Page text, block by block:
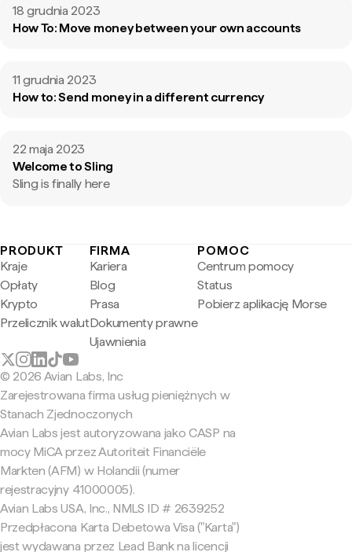
18 grudnia 2023
How To: Move money between your own accounts
11 grudnia 2023
How to: Send money in a different currency
22 maja 2023
Welcome to Sling
Sling is finally here
PRODUKT
Kraje
Opłaty
Krypto
Przelicznik walut
FIRMA
Kariera
Blog
Prasa
Dokumenty prawne
Ujawnienia
POMOC
Centrum pomocy
Status
Pobierz aplikację Morse
© 2026 Avian Labs, Inc
Zarejestrowana firma usług pieniężnych w
Stanach Zjednoczonych
Avian Labs jest autoryzowana jako CASP na
mocy MiCA przez Autoriteit Financiële
Markten (AFM) w Holandii (numer
rejestracyjny 41000005).
Avian Labs USA, Inc., NMLS ID # 2639252
Przedpłacona Karta Debetowa Visa ("Karta")
jest wydawana przez Lead Bank na licencji